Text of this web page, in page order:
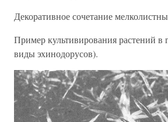
Декоративное сочетание
Пример культивирования растений в
виды эхинодорусов).